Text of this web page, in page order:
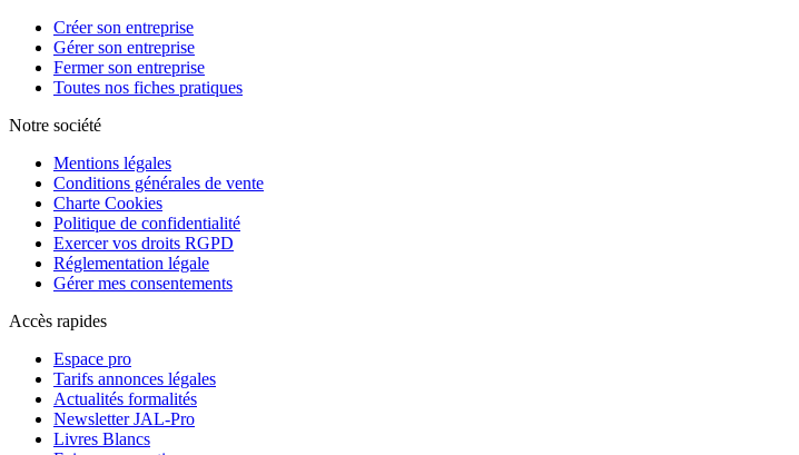
Créer son entreprise
Gérer son entreprise
Fermer son entreprise
Toutes nos fiches pratiques
Notre société
Mentions légales
Conditions générales de vente
Charte Cookies
Politique de confidentialité
Exercer vos droits RGPD
Réglementation légale
Gérer mes consentements
Accès rapides
Espace pro
Tarifs annonces légales
Actualités formalités
Newsletter JAL-Pro
Livres Blancs